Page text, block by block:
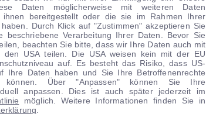
1 |11
Daten möglicherweise mit weiteren Daten
ihnen bereitgestellt oder die sie im Rahmen Ihrer
Durch Klick auf "Zustimmen" akzeptieren Sie
beschriebene Verarbeitung Ihrer Daten. Bevor Sie
beachten Sie bitte, dass wir Ihre Daten auch mit
den USA teilen. Die USA weisen kein mit der EU
auf. Es besteht das Risiko, dass US-
Ihre Daten haben und Sie Ihre Betroffenenrechte
können. Über "Anpassen" können Sie Ihre
anpassen. Dies ist auch später jederzeit im
möglich. Weitere Informationen finden Sie in